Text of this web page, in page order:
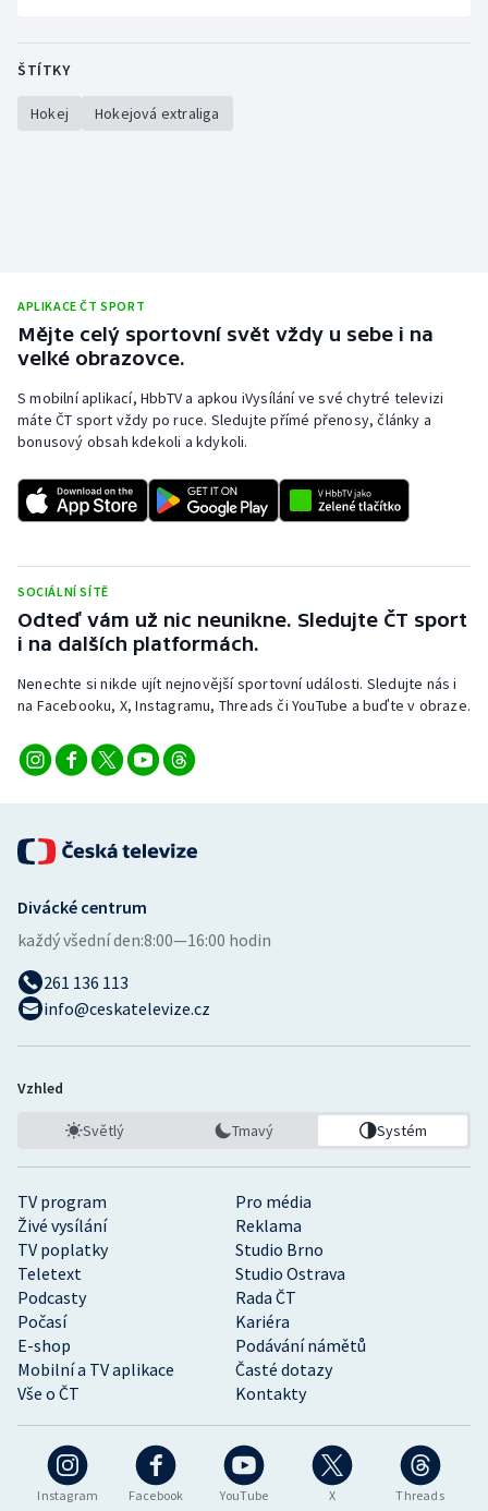
ŠTÍTKY
Hokej Hokejová extraliga
APLIKACE ČT SPORT
Mějte celý sportovní svět vždy u sebe i na
velké obrazovce.
S mobilní aplikací, HbbTV a apkou iVysílání ve své chytré televizi
máte ČT sport vždy po ruce. Sledujte přímé přenosy, články a
bonusový obsah kdekoli a kdykoli.
SOCIÁLNÍ SÍTĚ
Odteď vám už nic neunikne. Sledujte ČT sport
i na dalších platformách.
Nenechte si nikde ujít nejnovější sportovní události. Sledujte nás i
na Facebooku, X, Instagramu, Threads či YouTube a buďte v obraze.
Instagram Facebook YouTube X Threads
TV program
Pro média
Živé vysílání
Reklama
TV poplatky
Studio Brno
Teletext
Studio Ostrava
Podcasty
Rada ČT
Počasí
Kariéra
E-shop
Podávání námětů
Mobilní a TV aplikace
Časté dotazy
Vše o ČT
Kontakty
Divácké centrum
každý všední den:8:00—16:00 hodin
261 136 113
info@ceskatelevize.cz
Vzhled
Světlý Tmavý Systém